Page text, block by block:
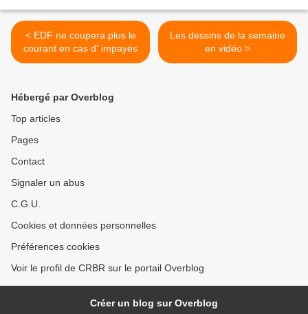
< EDF ne coupera plus le
courant en cas d' impayés
Les dessins de la semaine
en vidéo >
Hébergé par Overblog
Top articles
Pages
Contact
Signaler un abus
C.G.U.
Cookies et données personnelles
Préférences cookies
Voir le profil de CRBR sur le portail Overblog
Créer un blog sur Overblog